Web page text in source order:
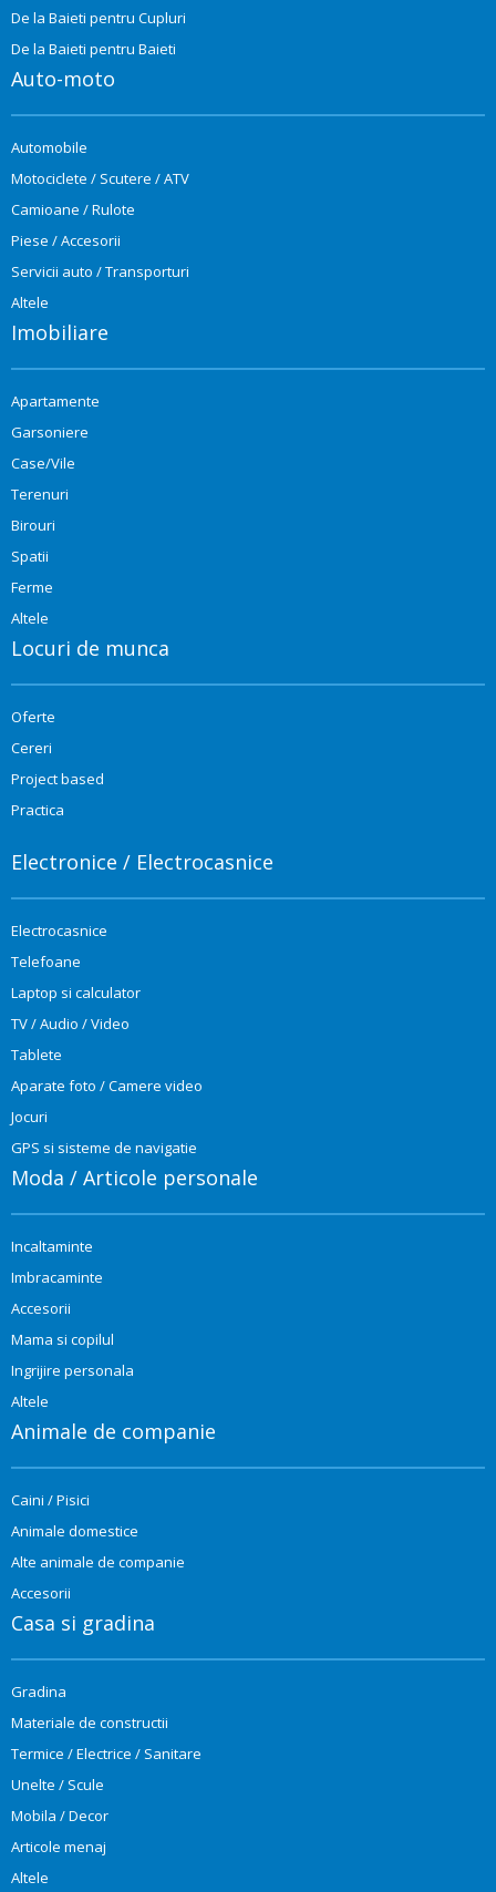
De la Baieti pentru Cupluri
De la Baieti pentru Baieti
Auto-moto
Automobile
Motociclete / Scutere / ATV
Camioane / Rulote
Piese / Accesorii
Servicii auto / Transporturi
Altele
Imobiliare
Apartamente
Garsoniere
Case/Vile
Terenuri
Birouri
Spatii
Ferme
Altele
Locuri de munca
Oferte
Cereri
Project based
Practica
Electronice / Electrocasnice
Electrocasnice
Telefoane
Laptop si calculator
TV / Audio / Video
Tablete
Aparate foto / Camere video
Jocuri
GPS si sisteme de navigatie
Moda / Articole personale
Incaltaminte
Imbracaminte
Accesorii
Mama si copilul
Ingrijire personala
Altele
Animale de companie
Caini / Pisici
Animale domestice
Alte animale de companie
Accesorii
Casa si gradina
Gradina
Materiale de constructii
Termice / Electrice / Sanitare
Unelte / Scule
Mobila / Decor
Articole menaj
Altele